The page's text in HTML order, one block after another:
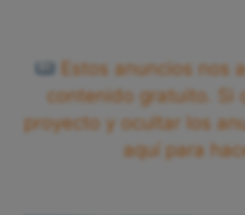
Estos anuncios nos
contenido gratuito. Si
proyecto y ocultar los
aquí para